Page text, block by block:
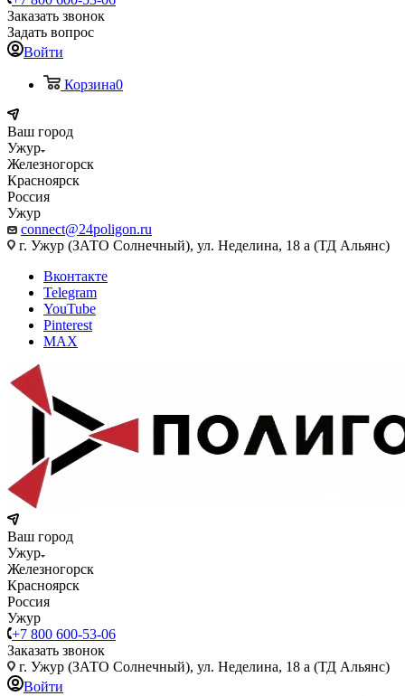
Заказать звонок
Задать вопрос
Войти
Корзина0
Ваш город
Ужур
Железногорск
Красноярск
Россия
Ужур
connect@24poligon.ru
г. Ужур (ЗАТО Солнечный), ул. Неделина, 18 а (ТД Альянс)
Вконтакте
Telegram
YouTube
Pinterest
MAX
Ваш город
Ужур
Железногорск
Красноярск
Россия
Ужур
+7 800 600-53-06
Заказать звонок
г. Ужур (ЗАТО Солнечный), ул. Неделина, 18 а (ТД Альянс)
Войти